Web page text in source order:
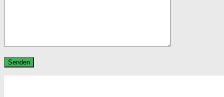
Bitte lasse dieses Feld leer.